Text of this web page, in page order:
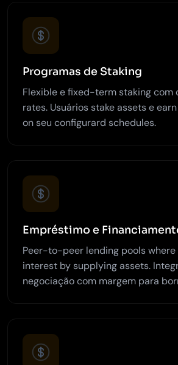
Programas de Staking
Flexible e fixed-term staking com
rates. Usuários stake assets e
on seu configurard schedules.
Empréstimo e
Peer-to-peer lending pools where
interest by supplying assets.
negociação com margem para